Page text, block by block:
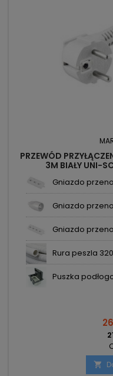
PRZEWÓD
3M BIAŁY UNI-
Gniazdo
Gniazdo
Gniazdo
Rura peszla
Puszka
